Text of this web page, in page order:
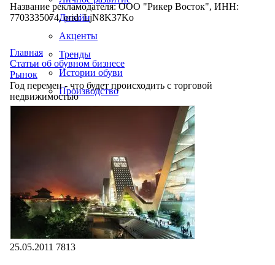
Дизайн
Акценты
Тренды
Истории обуви
Производство
Название рекламодателя: ООО "Рикер Восток", ИНН:
7703335074, erid: LjN8K37Ko
Главная
Статьи об обувном бизнесе
Рынок
Год перемен - что будет происходить с торговой
недвижимостью
25.05.2011 7813